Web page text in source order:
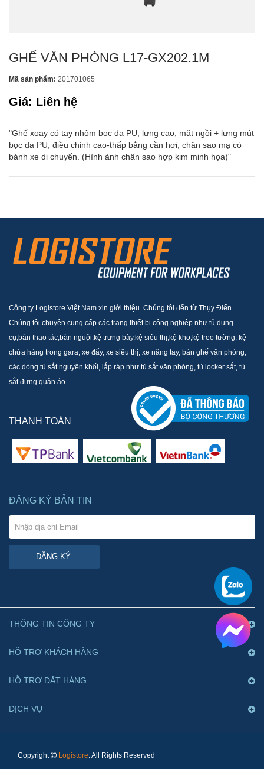
GHẾ VĂN PHÒNG L17-GX202.1M
Mã sản phẩm: 201701065
Giá: Liên hệ
"Ghế xoay có tay nhôm bọc da PU, lưng cao, mặt ngồi + lưng mút
bọc da PU, điều chỉnh cao-thấp bằng cần hơi, chân sao mạ có
bánh xe di chuyển. (Hình ảnh chân sao hợp kim minh họa)"
Công ty Logistore Việt Nam xin giới thiệu. Chúng tôi đến từ Thụy Điển.
Chúng tôi chuyên cung cấp các trang thiết bị công nghiệp như tủ dụng
cụ,bàn thao tác,bàn nguội,kệ trưng bày,kệ siêu thị,kệ kho,kệ treo tường, kệ
chứa hàng trong gara, xe đẩy, xe siêu thị, xe nâng tay, bàn ghế văn phòng,
các dòng tủ sắt nguyên khối, lắp ráp như tủ sắt văn phòng, tủ locker sắt, tủ
sắt đựng quần áo...
THANH TOÁN
ĐĂNG KÝ BẢN TIN
ĐĂNG KÝ
THÔNG TIN CÔNG TY
HỖ TRỢ KHÁCH HÀNG
HỖ TRỢ ĐẶT HÀNG
DỊCH VỤ
Copyright Logistore. All Rights Reserved